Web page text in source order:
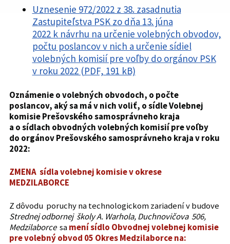
Uznesenie 972/2022 z 38. zasadnutia
Zastupiteľstva PSK zo dňa 13. júna
2022 k návrhu na určenie volebných obvodov,
počtu poslancov v nich a určenie sídiel
volebných komisií pre voľby do orgánov PSK
v roku 2022 (PDF, 191 kB)
Oznámenie o volebných obvodoch, o počte
poslancov, aký sa má v nich voliť, o sídle Volebnej
komisie Prešovského samosprávneho kraja
a o sídlach obvodných volebných komisií pre voľby
do orgánov Prešovského samosprávneho kraja v roku
2022:
ZMENA sídla volebnej komisie v okrese
MEDZILABORCE
Z dôvodu poruchy na technologickom zariadení v budove
Strednej odbornej školy A. Warhola, Duchnovičova 506,
Medzilaborcesamení sídlo Obvodnej volebnej komisie
pre volebný obvod 05 Okres Medzilaborce na: